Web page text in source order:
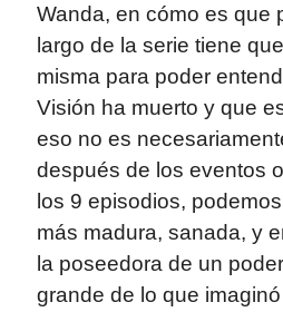
Wanda, en cómo es que
largo de la serie tiene
misma para poder
Visión ha muerto y que
eso no es
después de los eventos
los 9 episodios,
más madura, sanada, y
la poseedora de un
grande de lo que